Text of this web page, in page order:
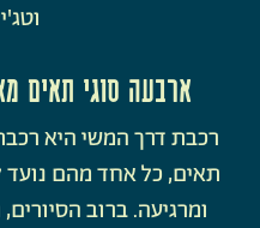
ארבעה סוגי תאים
רכבת דרך המשי היא
תאים, כל אחד מהם נועד